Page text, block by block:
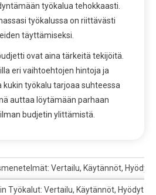
työkalua tehokkaasti.
työkalussa on riittävästi
täyttämiseksi.
ovat aina tärkeitä tekijöitä.
eri vaihtoehtojen hintoja ja
kukin työkalu tarjoaa suhteessa
auttaa löytämään parhaan
budjetin ylittämistä.
Vertailu, Käytännöt, Hyödyt
Työkalut: Vertailu, Käytännöt, Hyödyt